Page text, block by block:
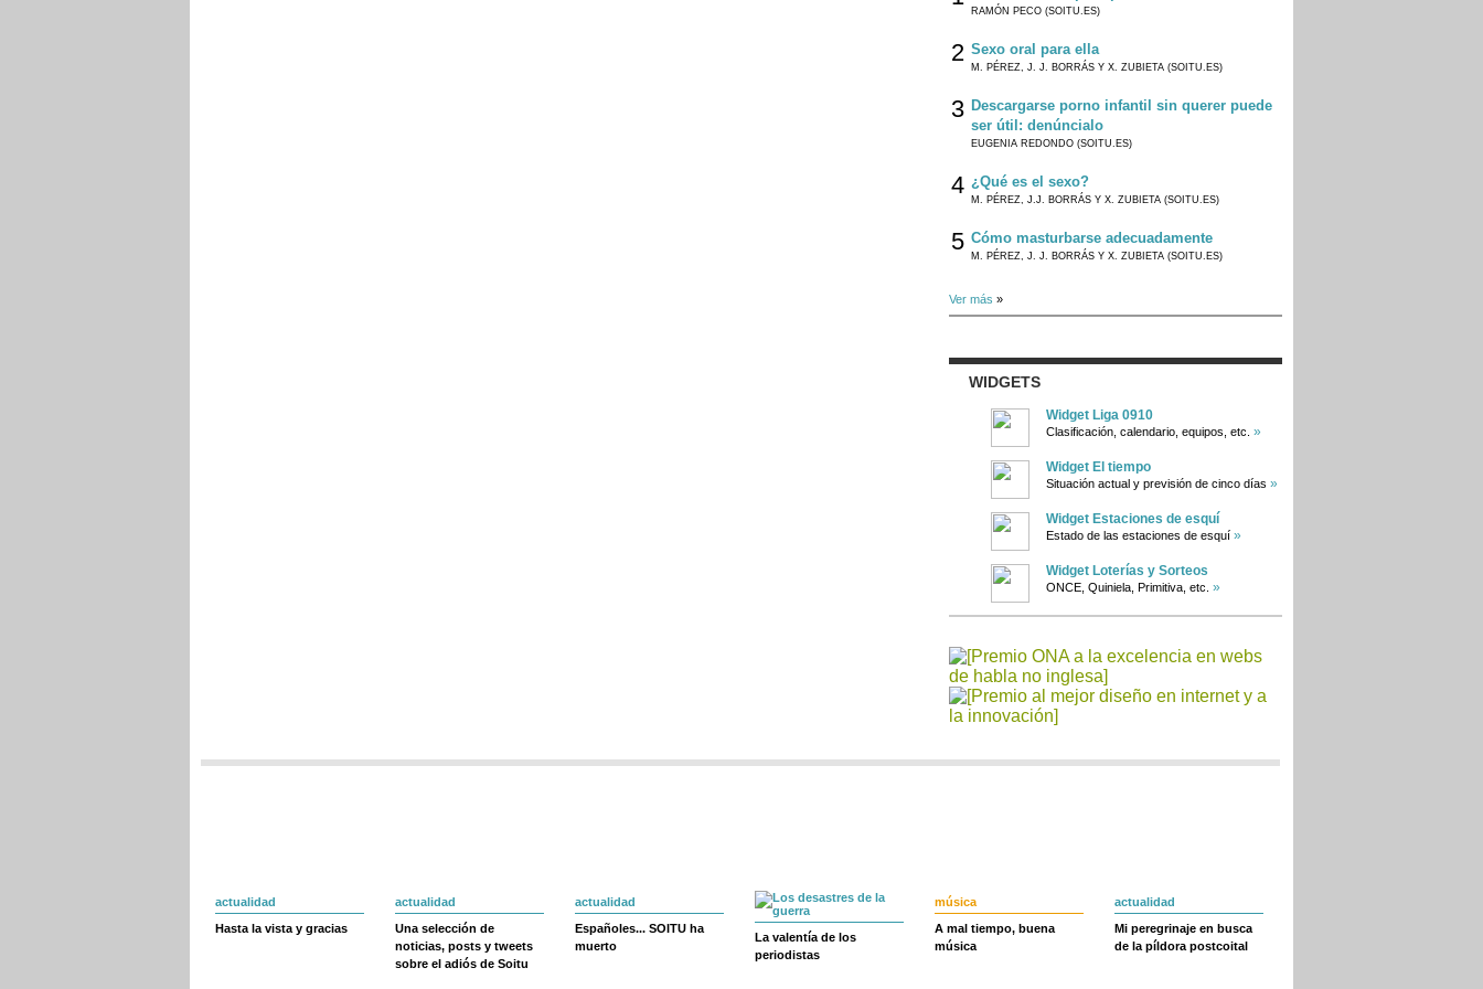
RAMÓN PECO (SOITU.ES)
2 Sexo oral para ella
M. PÉREZ, J. J. BORRÁS Y X. ZUBIETA (SOITU.ES)
3 Descargarse porno infantil sin querer puede
ser útil: denúncialo
EUGENIA REDONDO (SOITU.ES)
4 ¿Qué es el sexo?
M. PÉREZ, J.J. BORRÁS Y X. ZUBIETA (SOITU.ES)
5 Cómo masturbarse adecuadamente
M. PÉREZ, J. J. BORRÁS Y X. ZUBIETA (SOITU.ES)
Ver más »
WIDGETS
Widget Liga 0910
Clasificación, calendario, equipos, etc. »
Widget El tiempo
Situación actual y previsión de cinco días »
Widget Estaciones de esquí
Estado de las estaciones de esquí »
Widget Loterías y Sorteos
ONCE, Quiniela, Primitiva, etc. »
actualidad
Hasta la vista y gracias
actualidad
Una selección de
noticias, posts y tweets
sobre el adiós de Soitu
actualidad
Españoles... SOITU ha
muerto
La valentía de los
periodistas
música
A mal tiempo, buena
música
actualidad
Mi peregrinaje en busca
de la píldora postcoital